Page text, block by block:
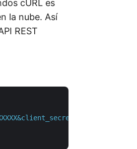
cURL es
la nube. Así
REST